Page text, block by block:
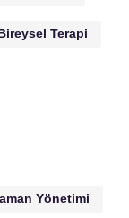
Bireysel Terapi
Yönetimi